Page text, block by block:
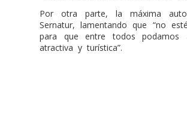
Por otra parte, la máxima
Sernatur, lamentando que “no
para que entre todos podamos
atractiva y turística”.